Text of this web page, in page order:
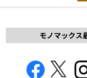
モノマックス